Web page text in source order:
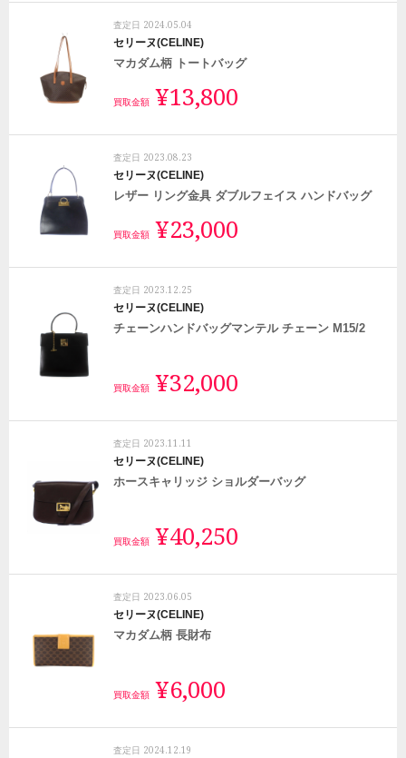
査定日 2024.05.04
セリーヌ(CELINE)
マカダム柄 トートバッグ
買取金額 ¥13,800
査定日 2023.08.23
セリーヌ(CELINE)
レザー リング金具 ダブルフェイス ハンドバッグ
買取金額 ¥23,000
査定日 2023.12.25
セリーヌ(CELINE)
チェーンハンドバッグマンテル チェーン M15/2
買取金額 ¥32,000
査定日 2023.11.11
セリーヌ(CELINE)
ホースキャリッジ ショルダーバッグ
買取金額 ¥40,250
査定日 2023.06.05
セリーヌ(CELINE)
マカダム柄 長財布
買取金額 ¥6,000
査定日 2024.12.19